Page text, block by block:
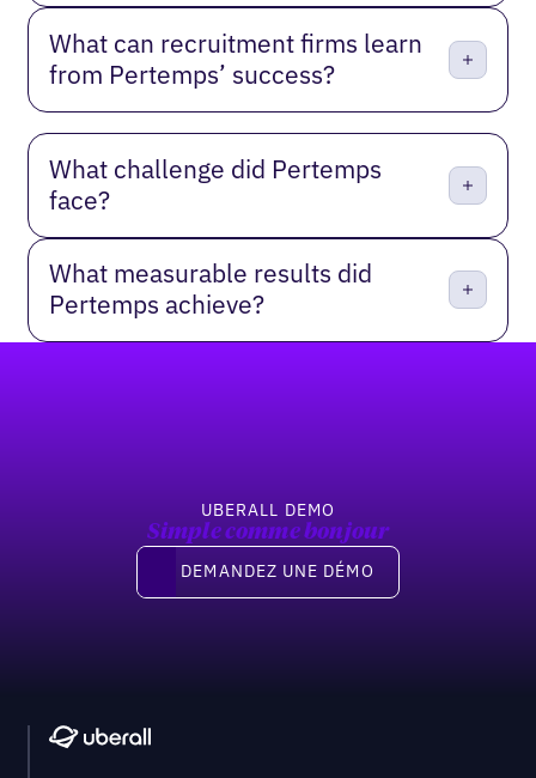
What can recruitment firms learn
from Pertemps’ success?
What challenge did Pertemps
face?
What measurable results did
Pertemps achieve?
UBERALL DEMO
Simple comme bonjour
Demandez une démo
DEMANDEZ UNE DÉMO